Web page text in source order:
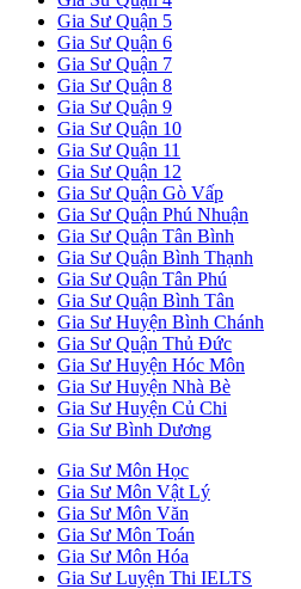
Gia Sư Quận 5
Gia Sư Quận 6
Gia Sư Quận 7
Gia Sư Quận 8
Gia Sư Quận 9
Gia Sư Quận 10
Gia Sư Quận 11
Gia Sư Quận 12
Gia Sư Quận Gò Vấp
Gia Sư Quận Phú Nhuận
Gia Sư Quận Tân Bình
Gia Sư Quận Bình Thạnh
Gia Sư Quận Tân Phú
Gia Sư Quận Bình Tân
Gia Sư Huyện Bình Chánh
Gia Sư Quận Thủ Đức
Gia Sư Huyện Hóc Môn
Gia Sư Huyện Nhà Bè
Gia Sư Huyện Củ Chi
Gia Sư Bình Dương
Gia Sư Môn Học
Gia Sư Môn Vật Lý
Gia Sư Môn Văn
Gia Sư Môn Toán
Gia Sư Môn Hóa
Gia Sư Luyện Thi IELTS